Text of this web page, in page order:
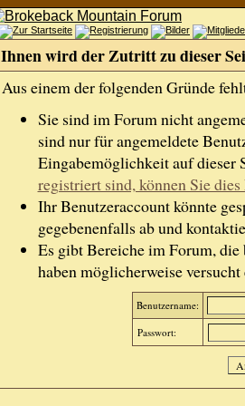
Ihnen wird der Zutritt zu dieser
Aus einem der folgenden Gründe
Sie sind im Forum nicht
sind nur für angemeldete
Eingabemöglichkeit auf dieser
registriert sind, können Sie
Ihr Benutzeraccount könnte
gegebenenfalls ab und
Es gibt Bereiche im Forum,
haben möglicherweise
Benutzername:
Passwort: